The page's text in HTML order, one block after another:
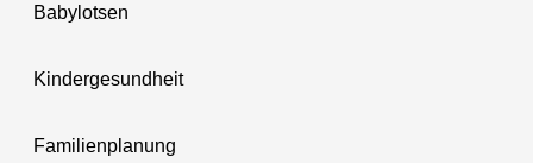
Babylotsen
Kindergesundheit
Familienplanung